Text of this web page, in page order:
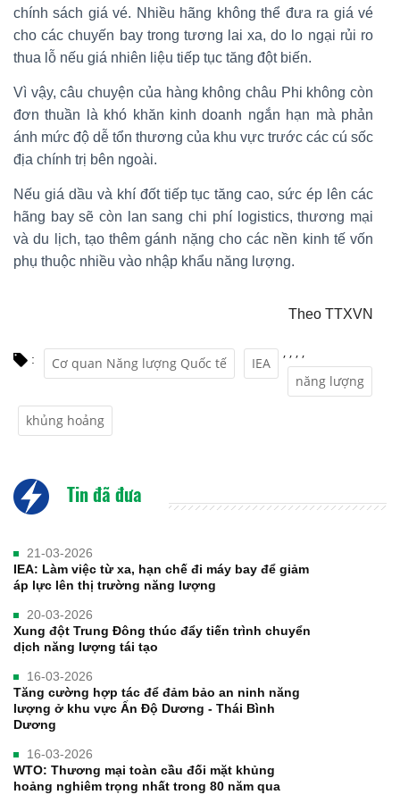
chính sách giá vé. Nhiều hãng không thể đưa ra giá vé
cho các chuyến bay trong tương lai xa, do lo ngại rủi ro
thua lỗ nếu giá nhiên liệu tiếp tục tăng đột biến.
Vì vậy, câu chuyện của hàng không châu Phi không còn
đơn thuần là khó khăn kinh doanh ngắn hạn mà phản
ánh mức độ dễ tổn thương của khu vực trước các cú sốc
địa chính trị bên ngoài.
Nếu giá dầu và khí đốt tiếp tục tăng cao, sức ép lên các
hãng bay sẽ còn lan sang chi phí logistics, thương mại
và du lịch, tạo thêm gánh nặng cho các nền kinh tế vốn
phụ thuộc nhiều vào nhập khẩu năng lượng.
Theo TTXVN
: Cơ quan Năng lượng Quốc tế
,
IEA
,
năng lượng
,
khủng hoảng
,
Tin đã đưa
21-03-2026
IEA: Làm việc từ xa, hạn chế đi máy bay để giảm
áp lực lên thị trường năng lượng
20-03-2026
Xung đột Trung Đông thúc đẩy tiến trình chuyển
dịch năng lượng tái tạo
16-03-2026
Tăng cường hợp tác để đảm bảo an ninh năng
lượng ở khu vực Ấn Độ Dương - Thái Bình
Dương
16-03-2026
WTO: Thương mại toàn cầu đối mặt khủng
hoảng nghiêm trọng nhất trong 80 năm qua